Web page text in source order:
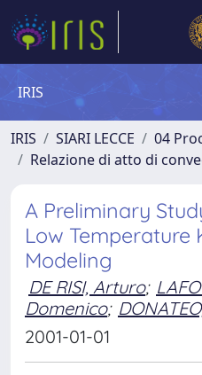
IRIS
IRIS SIARI LECCE
04
Relazione di atto di
A Preliminary
Low Temperature
Modeling
DE RISI, Arturo;
Domenico;
2001-01-01